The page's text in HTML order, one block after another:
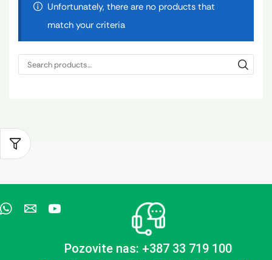
Unfortunately, there are no products that
match your criteria
Pozovite nas: +387 33 719 100